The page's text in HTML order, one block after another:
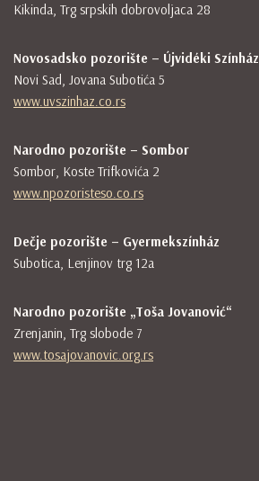
Kikinda, Trg srpskih dobrovoljaca 28
Novosadsko pozorište – Újvidéki Színház
Novi Sad, Jovana Subotića 5
www.uvszinhaz.co.rs
Narodno pozorište – Sombor
Sombor, Koste Trifkovića 2
www.npozoristeso.co.rs
Dečje pozorište – Gyermekszínház
Subotica, Lenjinov trg 12a
Narodno pozorište „Toša Jovanović“
Zrenjanin, Trg slobode 7
www.tosajovanovic.org.rs